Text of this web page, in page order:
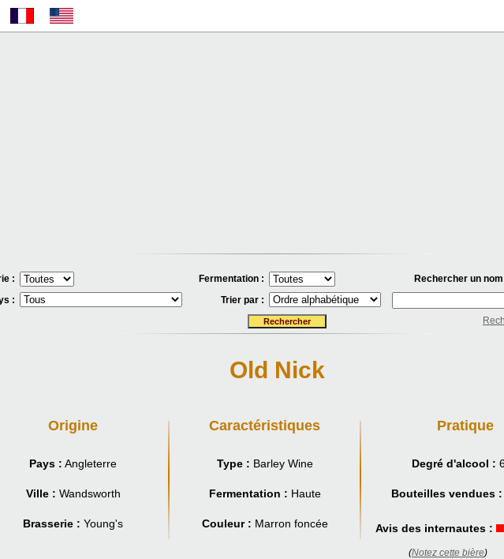
: Fermentation :
Rechercher un
:
Trier par :
Old Nick
Origine
Pays : Angleterre
Ville : Wandsworth
Brasserie : Young's
Caractéristiques
Type : Barley Wine
Fermentation : Haute
Couleur : Marron foncée
Pratique
Degré d'alcool :
Bouteilles vendues :
Avis des internautes :
(Notez cette bière)